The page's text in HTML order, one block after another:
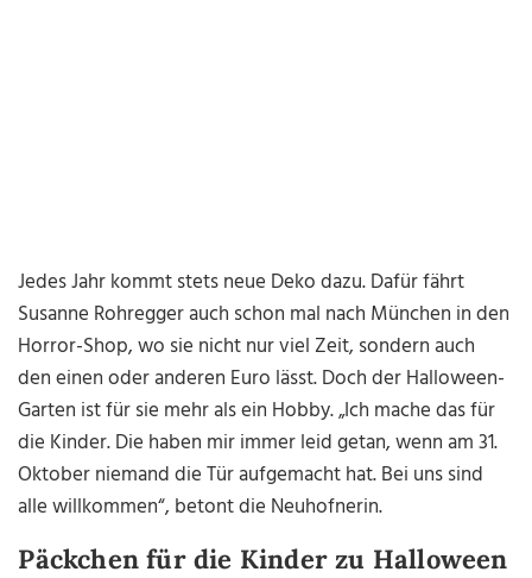
Jedes Jahr kommt stets neue Deko dazu. Dafür fährt
Susanne Rohregger auch schon mal nach München in den
Horror-Shop, wo sie nicht nur viel Zeit, sondern auch
den einen oder anderen Euro lässt. Doch der Halloween-
Garten ist für sie mehr als ein Hobby. „Ich mache das für
die Kinder. Die haben mir immer leid getan, wenn am31.
Oktober niemand die Tür aufgemacht hat. Bei uns sind
alle willkommen“, betont die Neuhofnerin.
Päckchen für die Kinder zu Halloween